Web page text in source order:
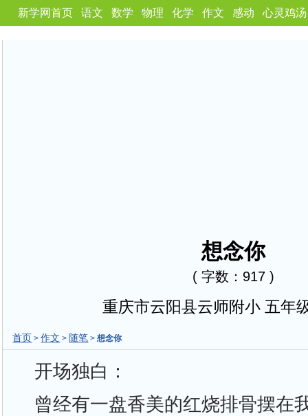
新学网首页 语文 数学 物理 化学 作文 感动 心灵鸡汤
想念你
( 字数：917 )
重庆市云阳县云师附小 五年
首页 >作文 > 随笔 >想念你
开场独白：
曾经有一盘香美的红烧排骨摆在